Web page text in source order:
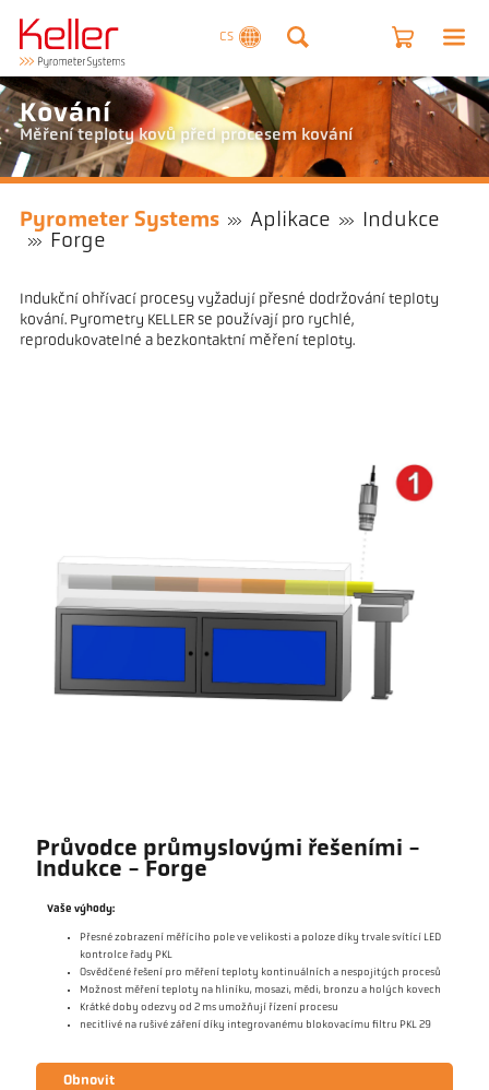
CS
Kování
Měření teploty kovů před procesem kování
Pyrometer Systems Aplikace
Indukce
Forge
Indukční ohřívací procesy vyžadují přesné dodržování teploty
kování. Pyrometry KELLER se používají pro rychlé,
reprodukovatelné a bezkontaktní měření teploty.
Průvodce průmyslovými řešeními -
Indukce - Forge
Vaše výhody:
Přesné zobrazení měřícího pole ve velikosti a poloze díky trvale svítící LED
kontrolce řady PKL
Osvědčené řešení pro měření teploty kontinuálních a nespojitých procesů
Možnost měření teploty na hliníku, mosazi, mědi, bronzu a holých kovech
Krátké doby odezvy od 2 ms umožňují řízení procesu
necitlivé na rušivé záření díky integrovanému blokovacímu filtru PKL 29
Obnovit